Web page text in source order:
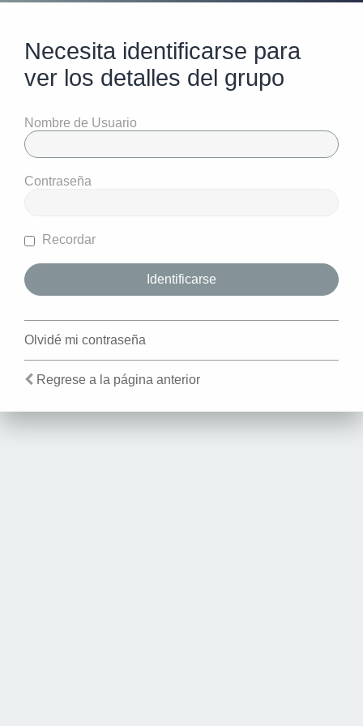
Necesita identificarse para
ver los detalles del grupo
Nombre de Usuario
Contraseña
Recordar
Olvidé mi contraseña
Regrese a la página anterior